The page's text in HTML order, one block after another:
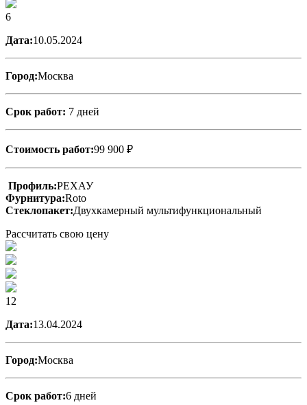
6
Дата:10.05.2024
Город:Москва
Срок работ: 7 дней
Стоимость работ:99 900 ₽
Профиль:РЕХАУ
Фурнитура:Roto
Стеклопакет:Двухкамерный мультифункциональный
Рассчитать свою цену
12
Дата:13.04.2024
Город:Москва
Срок работ:6 дней